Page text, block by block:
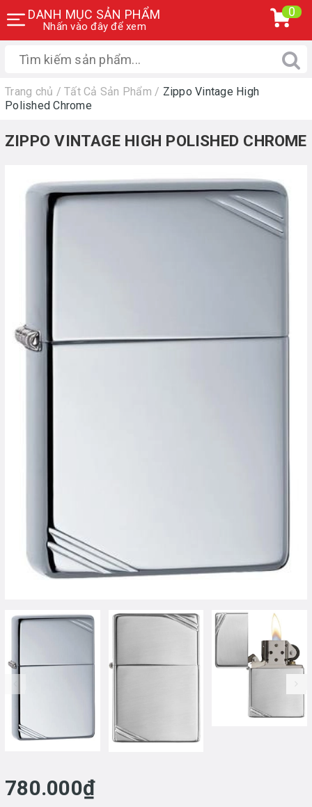
DANH MỤC SẢN PHẨM
Nhấn vào đây để xem
0
Trang chủ / Tất Cả Sản Phẩm / Zippo Vintage High
Polished Chrome
ZIPPO VINTAGE HIGH POLISHED CHROME
780.000₫